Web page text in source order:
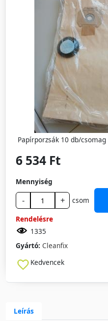
Papírporzsák 10 db/csomag
6 534 Ft
Mennyiség
- + csom
Rendelésre
1335
Gyártó: Cleanfix
Kedvencek
Leírás